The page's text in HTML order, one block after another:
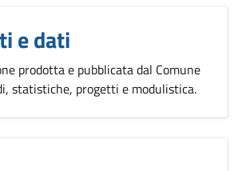
e dati
prodotta e pubblicata dal Comune
statistiche, progetti e modulistica.